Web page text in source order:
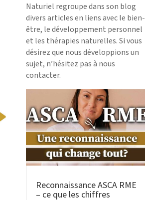
Naturiel regroupe dans son blog
divers articles en liens avec le bien-
être, le développement personnel
et les thérapies naturelles. Si vous
désirez que nous développions un
sujet, n’hésitez pas à nous
contacter.
Reconnaissance ASCA RME
– ce que les chiffres